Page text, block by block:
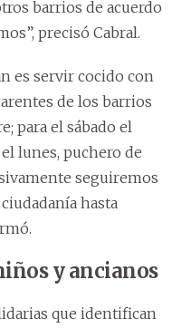
barrios de acuerdo
precisó Cabral.
es servir cocido con
de los barrios
para el sábado el
lunes, puchero de
seguiremos
hasta
y ancianos
que identifican